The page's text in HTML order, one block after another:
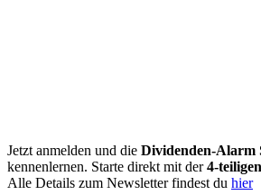
Jetzt anmelden und die Dividenden-Alarm
kennenlernen. Starte direkt mit der4-
Alle Details zum Newsletter findest du hier